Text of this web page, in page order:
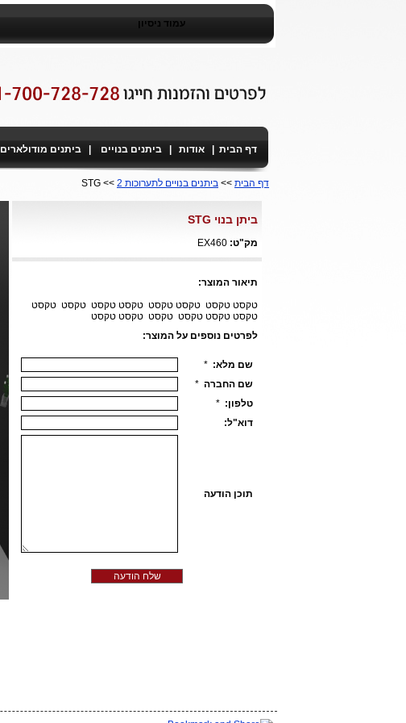
עמוד ניסיון
דף הבית אודות ביתנים בנויים ביתנים מודולארים
דף הבית >> ביתנים בנויים לתערוכות 2 >> STG
ביתן בנוי STG
מק"ט: EX460
תיאור המוצר:
טקסט טקסט טקסט טקסט טקסט טקסט טקסט טקסט
טקסט טקסט טקסט טקסט טקסט טקסט
לפרטים נוספים על המוצר: